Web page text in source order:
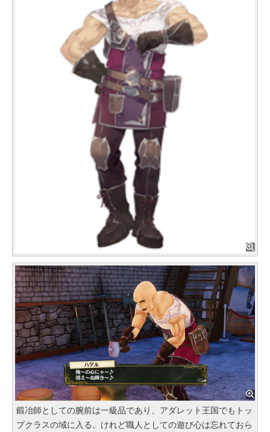
鍛冶師としての腕前は一級品であり、アダレット王国でもトッ
プクラスの域に入る。けれど職人としての遊び心は忘れておら